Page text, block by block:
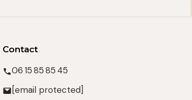
Contact
06 15 85 85 45
[email protected]